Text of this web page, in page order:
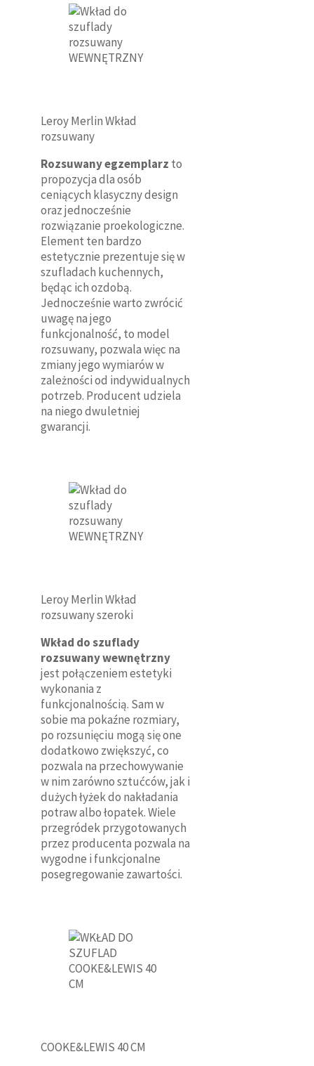
Leroy Merlin Wkład
rozsuwany
Rozsuwany egzemplarz to
propozycja dla osób
ceniących klasyczny design
oraz jednocześnie
rozwiązanie proekologiczne.
Element ten bardzo
estetycznie prezentuje się w
szufladach kuchennych,
będąc ich ozdobą.
Jednocześnie warto zwrócić
uwagę na jego
funkcjonalność, to model
rozsuwany, pozwala więc na
zmiany jego wymiarów w
zależności od indywidualnych
potrzeb. Producent udziela
na niego dwuletniej
gwarancji.
Leroy Merlin Wkład
rozsuwany szeroki
Wkład do szuflady
rozsuwany wewnętrzny
jest połączeniem estetyki
wykonania z
funkcjonalnością. Sam w
sobie ma pokaźne rozmiary,
po rozsunięciu mogą się one
dodatkowo zwiększyć, co
pozwala na przechowywanie
w nim zarówno sztućców, jak i
dużych łyżek do nakładania
potraw albo łopatek. Wiele
przegródek przygotowanych
przez producenta pozwala na
wygodne i funkcjonalne
posegregowanie zawartości.
COOKE&LEWIS 40 CM